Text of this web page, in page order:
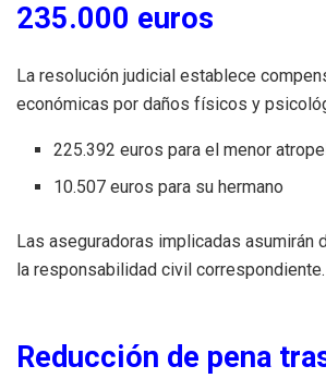
235.000 euros
La resolución judicial establece
económicas por daños físicos y
225.392 euros para el menor
10.507 euros para su hermano
Las aseguradoras implicadas asumirán
la responsabilidad civil correspondiente.
Reducción de pena